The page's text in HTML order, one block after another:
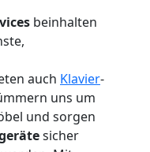
beinhalten
auch Klavier-
uns um
und sorgen
sicher